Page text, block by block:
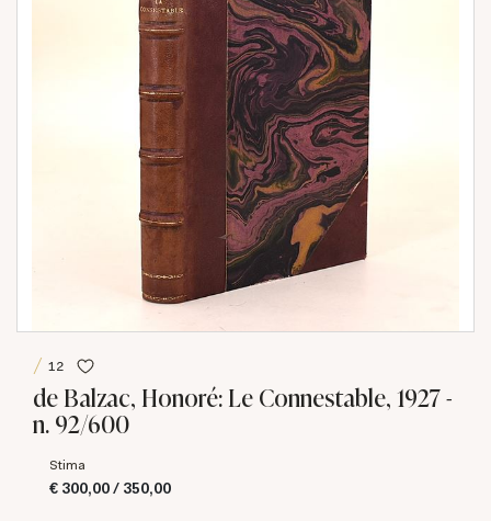
12
de Balzac, Honoré: Le Connestable, 1927 -
n. 92/600
Stima
€ 300,00 / 350,00